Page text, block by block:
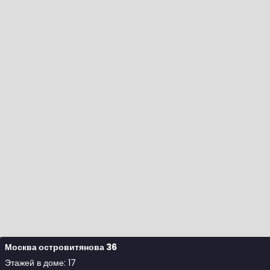
Москва островитянова 36
Этажей в доме: 17